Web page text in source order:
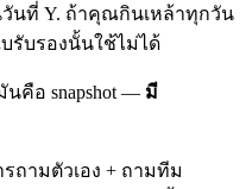
วันที่ Y. ถ้าคุณกินเหล้าทุกวัน
รับรองนั้นใช้ไม่ได้
นคือ snapshot — มี
ถามตัวเอง + ถามทีม